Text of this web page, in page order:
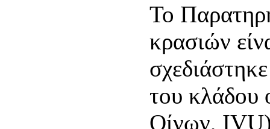
Το
κρασιών
του κλάδου
Οίνων,